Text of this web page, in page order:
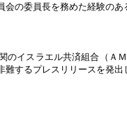
会の委員長を務めた経験
イスラエル共済組合（Ａ
難するプレスリリースを発出